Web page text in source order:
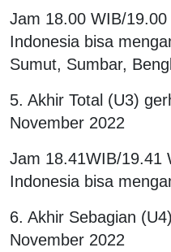
Jam 18.00 WIB/
Indonesia bisa
Sumut, Sumbar,
5. Akhir Total (U3)
November 2022
Jam 18.41WIB/19.41
Indonesia bisa
6. Akhir Sebagian
November 2022